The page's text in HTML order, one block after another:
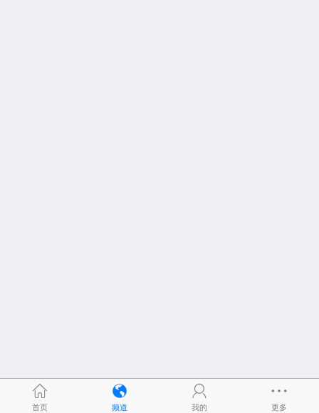
首页 频道 我的 更多